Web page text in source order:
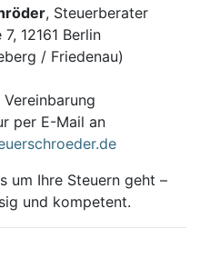
, Steuerberater
12161 Berlin
/ Friedenau)
Vereinbarung
per E-Mail an
um Ihre Steuern geht –
und kompetent.